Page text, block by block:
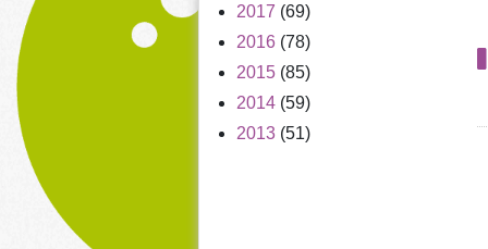
2017 (69)
2016 (78)
2015 (85)
2014 (59)
2013 (51)